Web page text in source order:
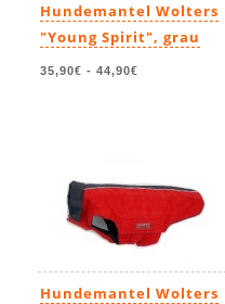
Hundemantel Wolters
"Young Spirit", grau
35,90€ - 44,90€
Hundemantel Wolters